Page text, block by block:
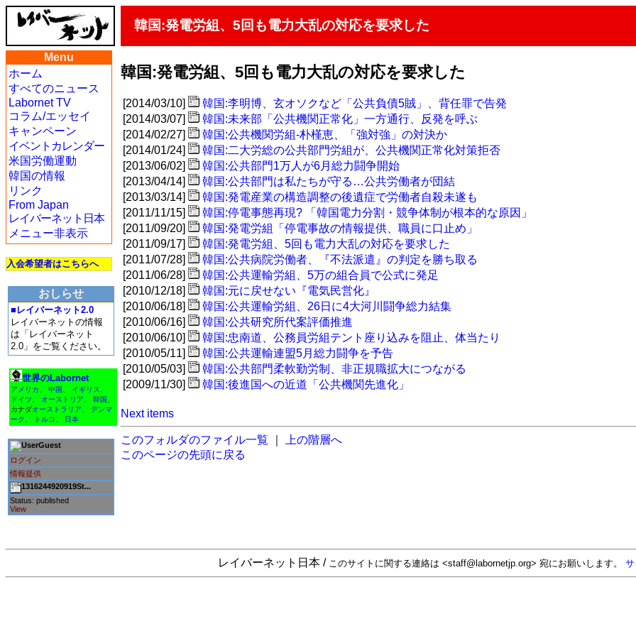
韓国:発電労組、5回も電力大乱の対応を要求した
Menu
ホーム
すべてのニュース
Labornet TV
コラム/エッセイ
キャンペーン
イベントカレンダー
米国労働運動
韓国の情報
リンク
From Japan
レイバーネット日本
メニュー非表示
入会希望者はこちらへ
おしらせ
■レイバーネット2.0
レイバーネットの情報
は「レイバーネット
2.0」をご覧ください。
世界のLabornet
アメリカ 中国 イギリス
ドイツ
オーストリア 韓国
カナダオーストラリア
デンマ
ーク
トルコ 日本
Guest
ログイン
情報提供
1316244920919St...
Status: published
View
韓国:発電労組、5回も電力大乱の対応を要求した
[2014/03/10]
韓国:李明博、玄オソクなど「公共負債5賊」、背任罪で告発
[2014/03/07]
韓国:未来部「公共機関正常化」一方通行、反発を呼ぶ
[2014/02/27]
韓国:公共機関労組-朴槿恵、「強対強」の対決か
[2014/01/24]
韓国:二大労総の公共部門労組が、公共機関正常化対策拒否
[2013/06/02]
韓国:公共部門1万人が6月総力闘争開始
[2013/04/14]
韓国:公共部門は私たちが守る…公共労働者が団結
[2013/03/14]
韓国:発電産業の構造調整の後遺症で労働者自殺未遂も
[2011/11/15]
韓国:停電事態再現? 「韓国電力分割・競争体制が根本的な原因」
[2011/09/20]
韓国:発電労組「停電事故の情報提供、職員に口止め」
[2011/09/17]
韓国:発電労組、5回も電力大乱の対応を要求した
[2011/07/28]
韓国:公共病院労働者、『不法派遣』の判定を勝ち取る
[2011/06/28]
韓国:公共運輸労組、5万の組合員で公式に発足
[2010/12/18]
韓国:元に戻せない『電気民営化』
[2010/06/18]
韓国:公共運輸労組、26日に4大河川闘争総力結集
[2010/06/16]
韓国:公共研究所代案評価推進
[2010/06/10]
韓国:忠南道、公務員労組テント座り込みを阻止、体当たり
[2010/05/11]
韓国:公共運輸連盟5月総力闘争を予告
[2010/05/03]
韓国:公共部門柔軟勤労制、非正規職拡大につながる
[2009/11/30]
韓国:後進国への近道「公共機関先進化」
Next items
このフォルダのファイル一覧
上の階層へ
このページの先頭に戻る
レイバーネット日本 / このサイトに関する連絡は <staff@labornetjp.org> 宛にお願いします。